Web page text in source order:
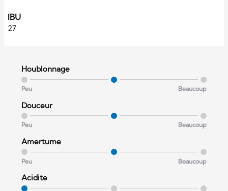
IBU
27
Houblonnage
Peu Beaucoup
Douceur
Peu Beaucoup
Amertume
Peu Beaucoup
Acidite